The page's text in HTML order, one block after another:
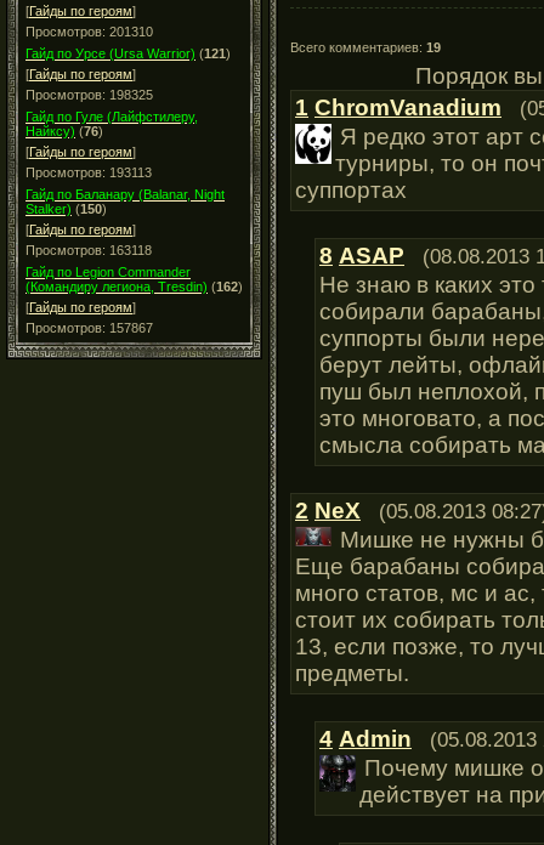
[Гайды по героям]
Просмотров: 201310
Гайд по Урсе (Ursa Warrior) (121)
[Гайды по героям]
Просмотров: 198325
Гайд по Гуле (Лайфстилеру,
Найксу) (76)
[Гайды по героям]
Просмотров: 193113
Гайд по Баланару (Balanar, Night
Stalker) (150)
[Гайды по героям]
Просмотров: 163118
Гайд по Legion Commander
(Командиру легиона, Tresdin) (162)
[Гайды по героям]
Просмотров: 157867
Всего комментариев: 19
Порядок
1 ChromVanadium
Я редко этот арт
турниры, то он
суппортах
8 ASAP (08.08.2013
Не знаю в каких
собирали
суппорты были
берут лейты,
пуш был неплохой,
это многовато, а
смысла собирать
2 NeX (05.08.2013
Мишке не нужны
Еще барабаны
много статов, мс и
стоит их собирать
13, если позже, то
предметы.
4 Admin (05.08.2013
Почему мишке
действует на